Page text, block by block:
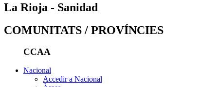
La Rioja - Sanidad
COMUNITATS / PROVÍNCIES
CCAA
Nacional
Accedir a Nacional